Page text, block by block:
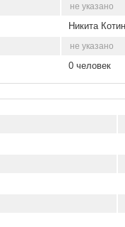
не указано
Никита Котин
не указано
0 человек